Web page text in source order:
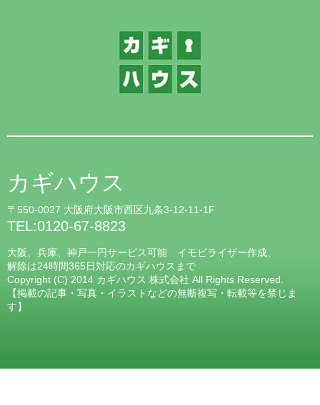
カギハウス
〒550-0027 大阪府大阪市西区九条3-12-11-1F
TEL:0120-67-8823
大阪、兵庫、神戸一円サービス可能 イモビライザー作成、
解除は24時間365日対応のカギハウスまで
Copyright (C) 2014 カギハウス 株式会社 All Rights Reserved.
【掲載の記事・写真・イラストなどの無断複写・転載等を禁じま
す】